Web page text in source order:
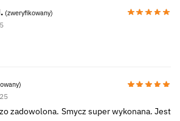
(zweryfikowany)
zadowolona. Smycz super wykonana. Jest